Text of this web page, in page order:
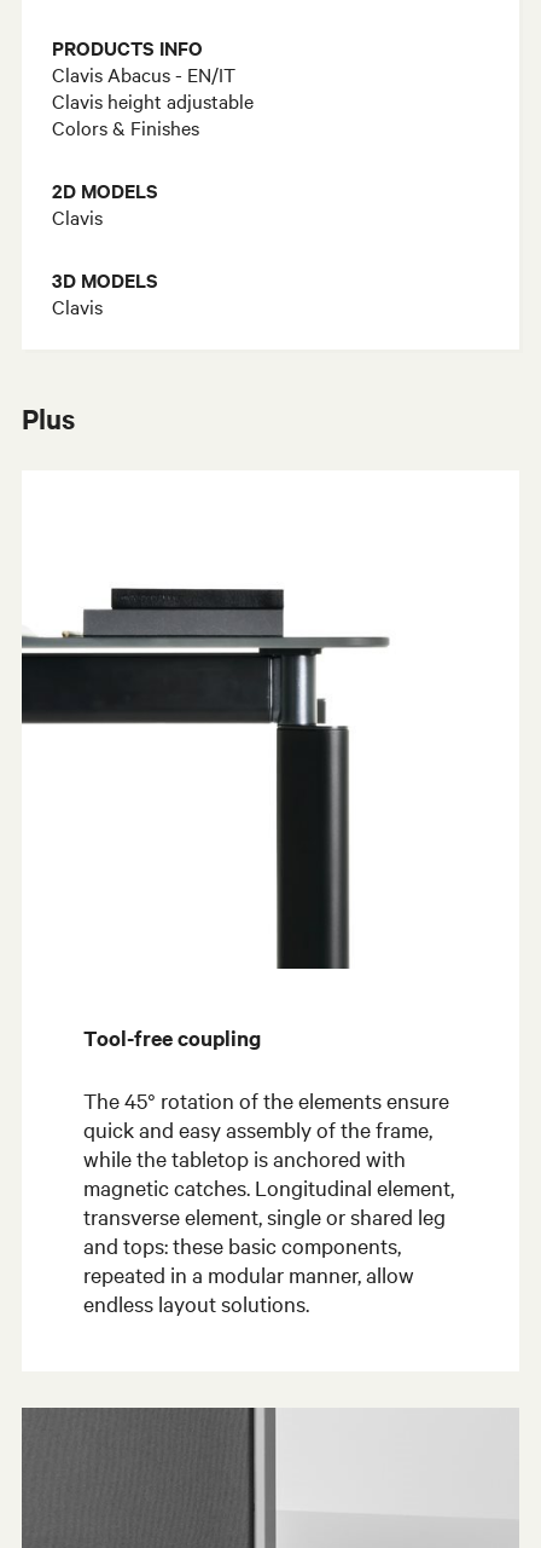
PRODUCTS INFO
Clavis Abacus - EN/IT
Clavis height adjustable
Colors & Finishes
2D MODELS
Clavis
3D MODELS
Clavis
Plus
Tool-free coupling
The 45° rotation of the elements ensure
quick and easy assembly of the frame,
while the tabletop is anchored with
magnetic catches. Longitudinal element,
transverse element, single or shared leg
and tops: these basic components,
repeated in a modular manner, allow
endless layout solutions.